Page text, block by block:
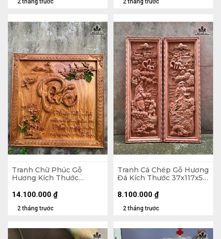
2 tháng trước 2 tháng trước
Tranh Chữ Phúc Gỗ
Hương Kích Thước
2 tháng trước
14.100.000 ₫
Tranh Cá Chép Gỗ Hương
Đá Kích Thước 37x117x5
2 tháng trước
8.100.000 ₫